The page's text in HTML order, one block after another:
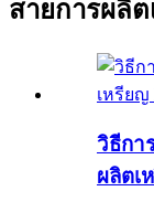
สายการผลิ
วิธีกา
ผลิตเ